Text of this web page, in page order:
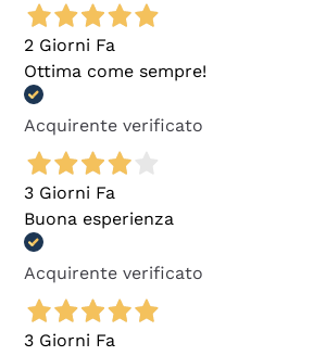
2 Giorni Fa
Ottima come sempre!
Acquirente verificato
3 Giorni Fa
Buona esperienza
Acquirente verificato
3 Giorni Fa